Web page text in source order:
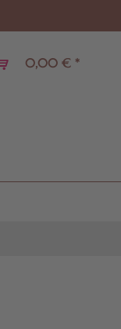
0,00 € *